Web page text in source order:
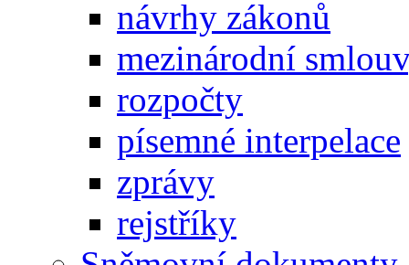
návrhy zákonů
mezinárodní
rozpočty
písemné interpelace
zprávy
rejstříky